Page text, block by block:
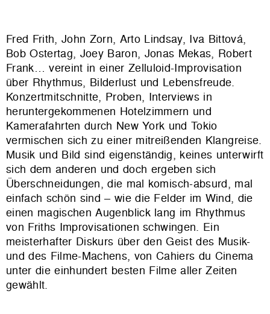
Fred Frith, John Zorn, Arto Lindsay, Iva Bittová,
Bob Ostertag, Joey Baron, Jonas Mekas, Robert
Frank… vereint in einer Zelluloid-Improvisation
über Rhythmus, Bilderlust und Lebensfreude.
Konzertmitschnitte, Proben, Interviews in
heruntergekommenen Hotelzimmern und
Kamerafahrten durch New York und Tokio
vermischen sich zu einer mitreißenden Klangreise.
Musik und Bild sind eigenständig, keines unterwirft
sich dem anderen und doch ergeben sich
Überschneidungen, die mal komisch-absurd, mal
einfach schön sind – wie die Felder im Wind, die
einen magischen Augenblick lang im Rhythmus
von Friths Improvisationen schwingen. Ein
meisterhafter Diskurs über den Geist des Musik-
und des Filme-Machens, von Cahiers du Cinema
unter die einhundert besten Filme aller Zeiten
gewählt.